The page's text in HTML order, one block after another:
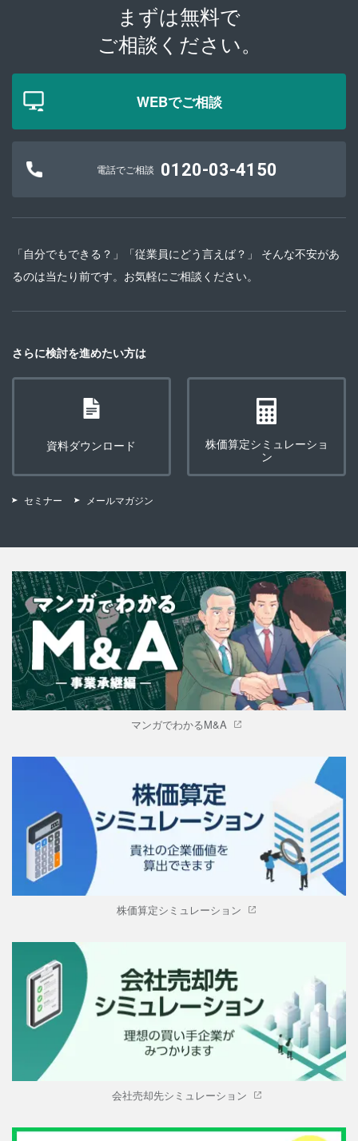
まずは無料で
ご相談ください。
WEBでご相談
電話でご相談 0120-03-4150
「自分でもできる？」「従業員にどう言えば？」 そんな不安があ
るのは当たり前です。お気軽にご相談ください。
さらに検討を進めたい方は
資料ダウンロード
株価算定シミュレーショ
ン
セミナー メールマガジン
マンガでわかるM&A
株価算定シミュレーション
会社売却先シミュレーション